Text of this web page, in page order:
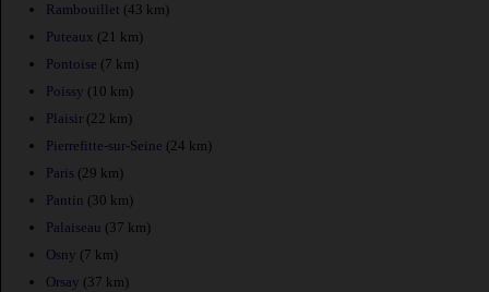
Rambouillet (43 km)
Puteaux (21 km)
Pontoise (7 km)
Poissy (10 km)
Plaisir (22 km)
Pierrefitte-sur-Seine (24 km)
Paris (29 km)
Pantin (30 km)
Palaiseau (37 km)
Osny (7 km)
Orsay (37 km)